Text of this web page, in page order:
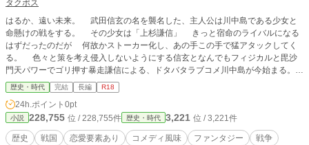
タクポス
はるか、遠い未来。 武田信玄の名を襲名した、主人公は川中島である少女と
命懸けの戦をする。 その少女は「上杉謙信」 きっと宿命のライバルになる
はずだったのだが 何故かストーカー化し、あの手この手で猛アタックしてく
る。 色々と策を考え侵入しないようにする信玄となんでもフィジカルと毘沙
門天パワーでゴリ押す暴走謙信による、ドタバタラブコメ川中島が今始まる。
歴史・時代 完結 長編 R18
24h.ポイント 0pt
小説 228,755 位 / 228,755件 歴史・時代 3,221 位 / 3,221件
歴史 戦国 恋愛要素あり コメディ風味 ファンタジー 戦争